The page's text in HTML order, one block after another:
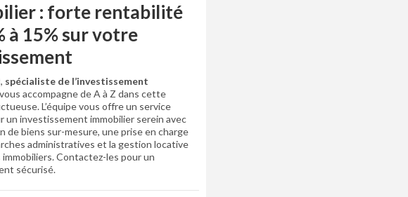
: forte rentabilité
à 15% sur votre
spécialiste de l’investissement
vous accompagne de A à Z dans cette
L’équipe vous offre un service
un investissement immobilier serein avec
de biens sur-mesure, une prise en charge
administratives et la gestion locative
immobiliers. Contactez-les pour un
sécurisé.